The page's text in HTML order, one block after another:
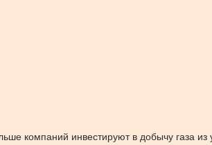
компаний инвестируют в добычу газа из